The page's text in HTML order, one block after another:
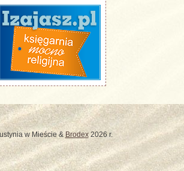
w Mieście & Brodex2026 r.